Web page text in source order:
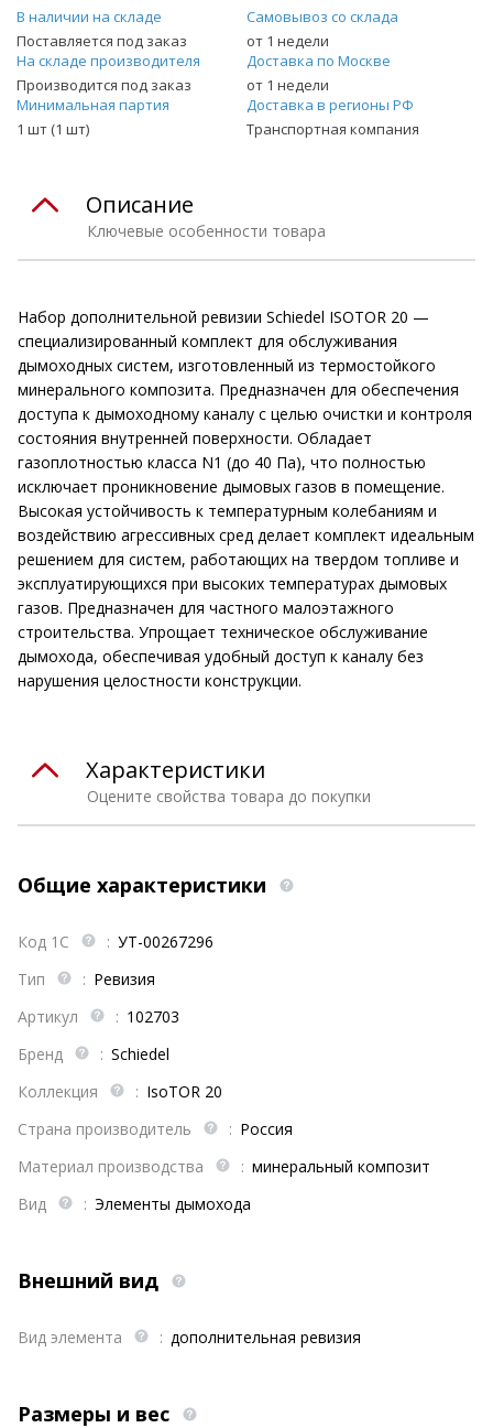
В наличии на складе
Поставляется под заказ
Самовывоз со склада
от 1 недели
На складе производителя
Производится под заказ
Доставка по Москве
от 1 недели
Минимальная партия
1 шт (1 шт)
Доставка в регионы РФ
Транспортная компания
Ключевые особенности товара
Описание
Набор дополнительной ревизии Schiedel ISOTOR 20 —
специализированный комплект для обслуживания
дымоходных систем, изготовленный из термостойкого
минерального композита. Предназначен для обеспечения
доступа к дымоходному каналу с целью очистки и контроля
состояния внутренней поверхности. Обладает
газоплотностью класса N1 (до 40 Па), что полностью
исключает проникновение дымовых газов в помещение.
Высокая устойчивость к температурным колебаниям и
воздействию агрессивных сред делает комплект идеальным
решением для систем, работающих на твердом топливе и
эксплуатирующихся при высоких температурах дымовых
газов. Предназначен для частного малоэтажного
строительства. Упрощает техническое обслуживание
дымохода, обеспечивая удобный доступ к каналу без
нарушения целостности конструкции.
Оцените свойства товара до покупки
Характеристики
Общие характеристики
Код 1С : УТ-00267296
Тип
: Ревизия
Артикул
: 102703
Бренд
: Schiedel
Коллекция
: IsoTOR 20
Страна производитель
: Россия
Материал производства
: минеральный композит
Вид
: Элементы дымохода
Внешний вид
Вид элемента : дополнительная ревизия
Размеры и вес